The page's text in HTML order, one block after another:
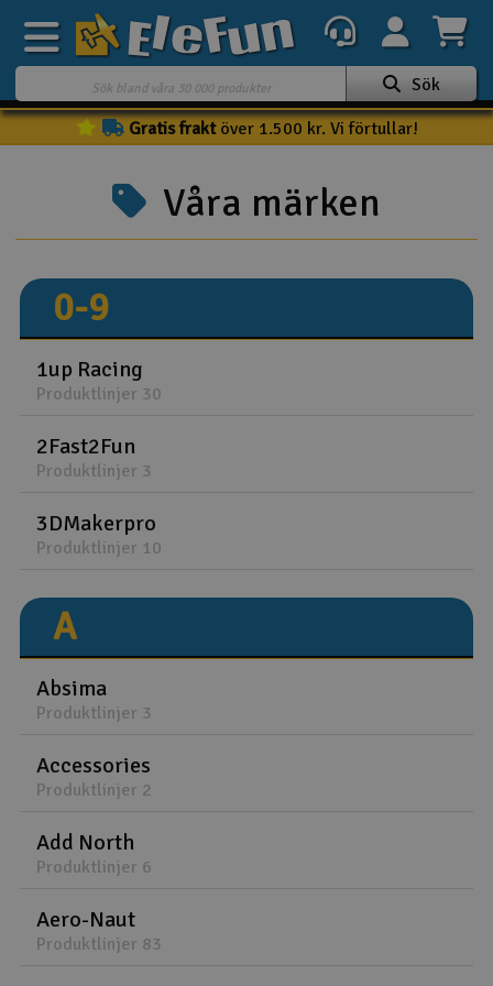
Veckans erbjudande
Outlet
Mina favoriter
3D-print
Batteri & laddare
Bilbana
Båtar
Drönare för FPV
Flygplan
Helikopter
Kamerautrustning
Modellbygg- och byggsatser
Modelljärnväg
Sök
Gratis fraktöver 1.500 kr. Vi förtullar!
Våra märken
0-9
1up Racing
Produktlinjer 30
2Fast2Fun
Produktlinjer 3
3DMakerpro
Produktlinjer 10
A
Absima
Produktlinjer 3
Accessories
Produktlinjer 2
Add North
Produktlinjer 6
Aero-Naut
Produktlinjer 83